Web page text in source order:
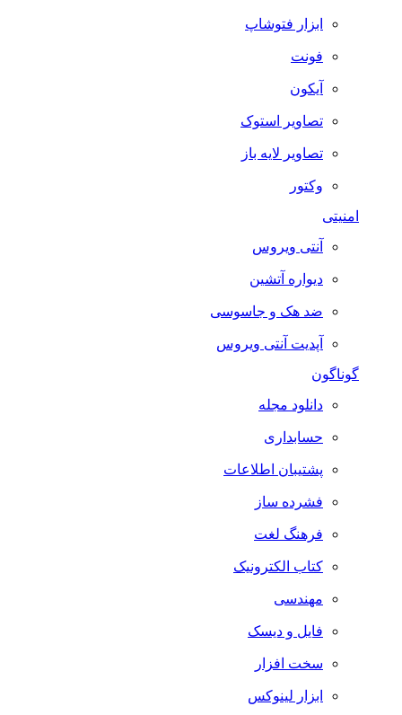
ابزار فتوشاپ
فونت
آیکون
تصاویر استوک
تصاویر لایه باز
وکتور
امنیتی
آنتی ویروس
دیواره آتشین
ضد هک و جاسوسی
آپدیت آنتی ویروس
گوناگون
دانلود مجله
حسابداری
پشتیبان اطلاعات
فشرده ساز
فرهنگ لغت
کتاب الکترونیک
مهندسی
فایل و دیسک
سخت افزار
ابزار لینوکس